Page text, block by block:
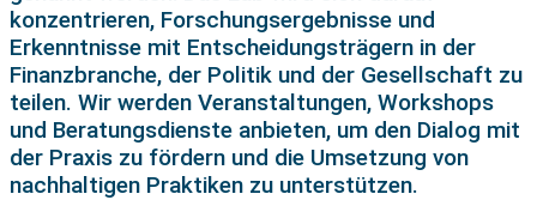
konzentrieren, Forschungsergebnisse und
Erkenntnisse mit Entscheidungsträgern in der
Finanzbranche, der Politik und der Gesellschaft zu
teilen. Wir werden Veranstaltungen, Workshops
und Beratungsdienste anbieten, um den Dialog mit
der Praxis zu fördern und die Umsetzung von
nachhaltigen Praktiken zu unterstützen.